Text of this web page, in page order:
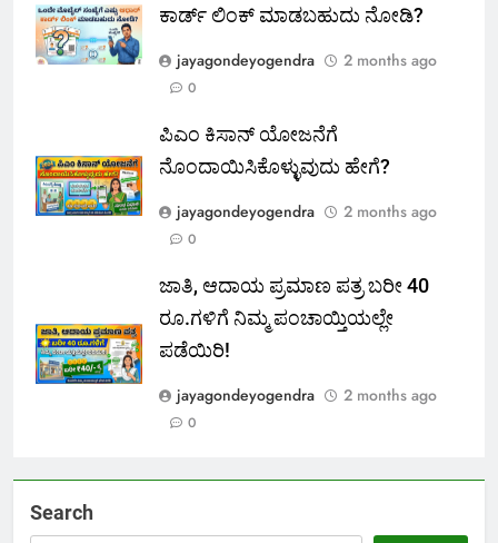
ಕಾರ್ಡ್ ಲಿಂಕ್ ಮಾಡಬಹುದು ನೋಡಿ?
jayagondeyogendra
2 months ago
0
ಪಿಎಂ ಕಿಸಾನ್ ಯೋಜನೆಗೆ
ನೊಂದಾಯಿಸಿಕೊಳ್ಳುವುದು ಹೇಗೆ?
jayagondeyogendra
2 months ago
0
ಜಾತಿ, ಆದಾಯ ಪ್ರಮಾಣ ಪತ್ರ ಬರೀ 40
ರೂ.ಗಳಿಗೆ ನಿಮ್ಮ ಪಂಚಾಯ್ತಿಯಲ್ಲೇ
ಪಡೆಯಿರಿ!
jayagondeyogendra
2 months ago
0
Search